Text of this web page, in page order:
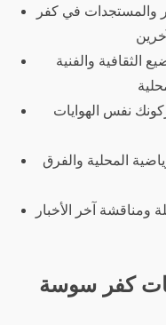
والمستجدات في كفر
الثقافية والفنية
نفس الهوايات
المحلية والفرق
ومناقشة آخر الأخبار
كفر سوسة